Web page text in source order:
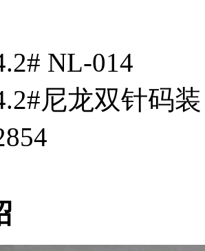
NL-014
尼龙双针码装